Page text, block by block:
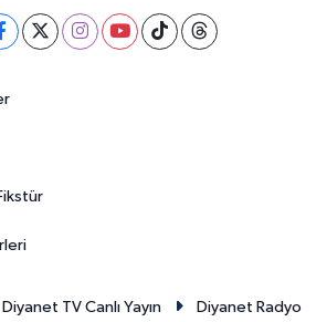
Diyanet TV Canlı Yayın Diyanet Radyo